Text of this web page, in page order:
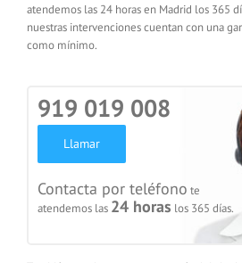
atendemos las 24 horas en Madrid los 365
nuestras intervenciones cuentan con una
como mínimo.
919 019 008
Llamar
Contacta por teléfono te
atendemos las 24 horas los 365 días.